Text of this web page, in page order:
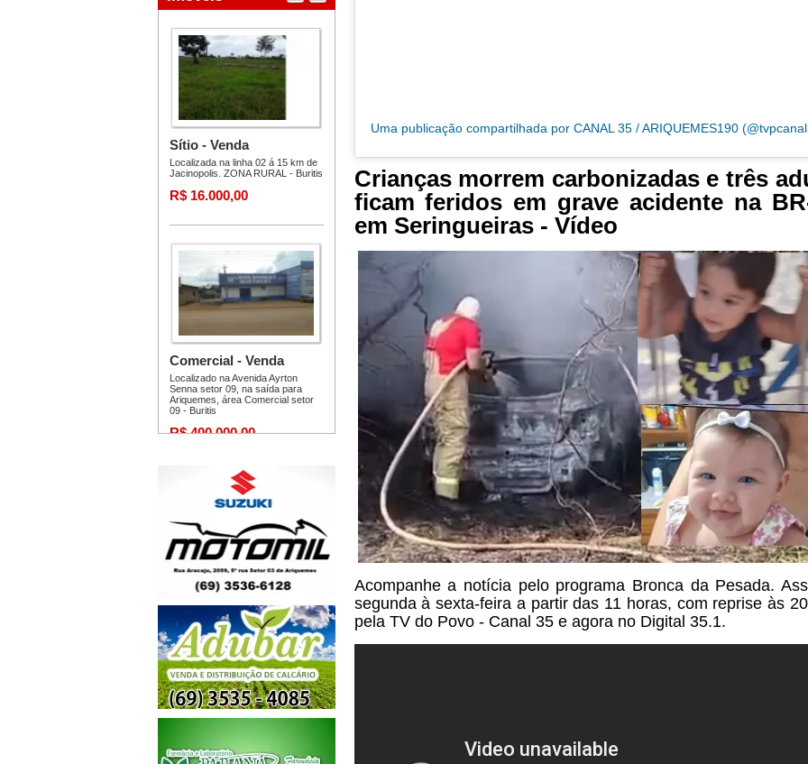
Uma publicação compartilhada por CANAL 35 / ARIQUEMES190
Crianças morrem carbonizadas e três
ficam feridos em grave acidente na
em Seringueiras - Vídeo
Acompanhe a notícia pelo programa Bronca da Pesada.
segunda à sexta-feira a partir das 11 horas, com reprise às
pela TV do Povo - Canal 35 e agora no Digital 35.1.